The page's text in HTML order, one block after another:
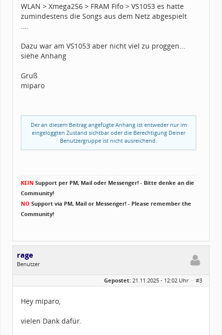
WLAN > Xmega256 > FRAM Fifo > VS1053 es hatte
zumindestens die Songs aus dem Netz abgespielt
....
Dazu war am VS1053 aber nicht viel zu proggen...
siehe Anhang
Gruß
miparo
Der an diesem Beitrag angefügte Anhang ist entweder nur im
eingeloggten Zustand sichtbar oder die Berechtigung Deiner
Benutzergruppe ist nicht ausreichend.
KEIN Support per PM, Mail oder Messenger! - Bitte denke an die
Community!
NO Support via PM, Mail or Messenger! - Please remember the
Community!
rage
Benutzer
Geschlecht:
keine Angabe
Homepage:
processanalytik.de
Dabei seit:
02 / 2007
Gepostet: 21.11.2025 - 12:02 Uhr · #3
Hey miparo,
vielen Dank dafür.